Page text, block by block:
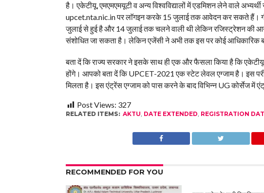
है। एकेटीयू, एमएमएमयूटी व अन्य विश्वविद्यालों में एडमिशन लेने वाले अभ्यर्थी
upcet.nta.nic.in पर लाॅगइन करके 15 जुलाई तक आवेदन कर सकते हैं।
जुलाई से हुई है और 14 जुलाई तक चलने वाली थी लेकिन रजिस्ट्रेशन की
संशोधित जा सकता है। लेकिन एजेंसी ने अभी तक इस पर कोई आधिकारिक
बता दें कि राज्य सरकार ने इसके साथ ही एक और फैसला किया है कि एकेटीयू
होंगे। आपको बता दें कि UPCET-2021 एक स्टेट लेवल एग्जाम है। इस
मिलता है। इस एंट्रेंस एग्जाम को पास करने के बाद विभिन्न UG कोर्सेज में
Post Views: 327
RELATED ITEMS: AKTU, DATE EXTENDED, REGISTRATION
RECOMMENDED FOR YOU